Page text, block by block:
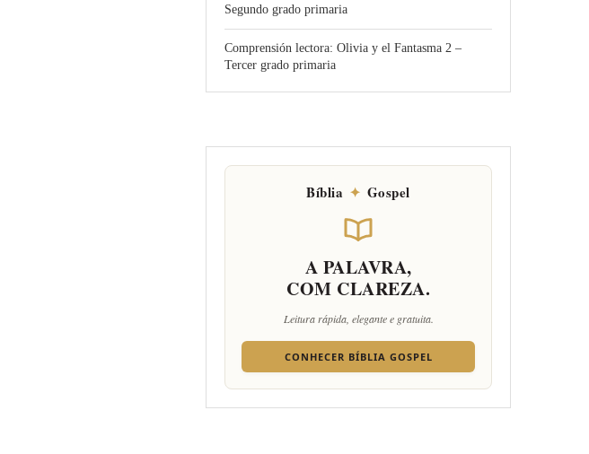
Segundo grado primaria
Comprensión lectora: Olivia y el Fantasma 2 –
Tercer grado primaria
Bíblia ✦ Gospel
A PALAVRA,
COM CLAREZA.
Leitura rápida, elegante e gratuita.
CONHECER BÍBLIA GOSPEL